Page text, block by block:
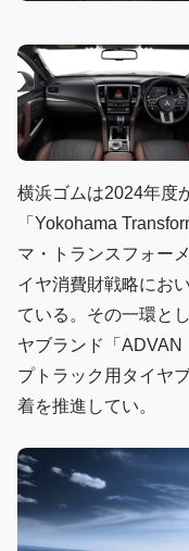
横浜ゴムは2024年度
「Yokohama
マ・トランスフォー
イヤ消費財戦略にお
ている。その一環と
ヤブランド「ADVAN
プトラック用タイヤ
着を推進してい。